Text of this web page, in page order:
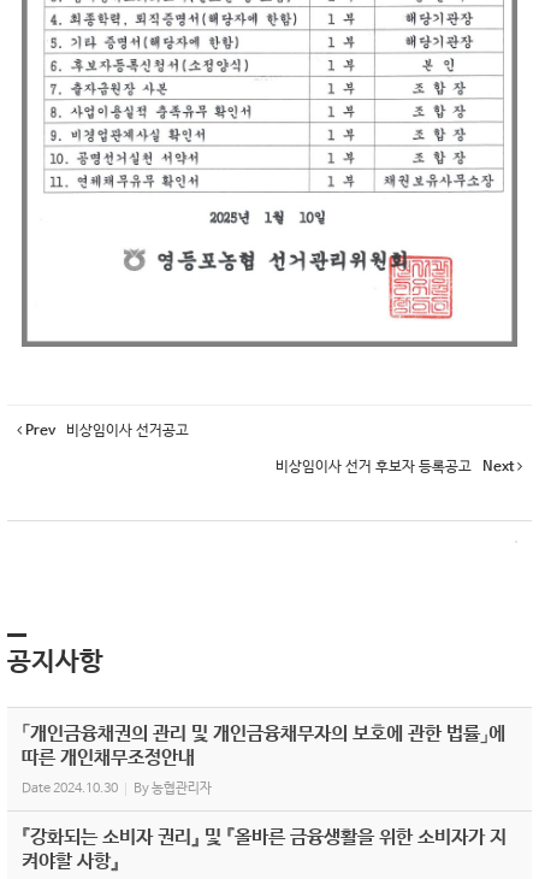
Prev 비상임이사 선거공고
비상임이사 선거 후보자 등록공고 Next
공지사항
「개인금융채권의 관리 및 개인금융채무자의 보호에 관한 법률」에
따른 개인채무조정안내
Date2024.10.30 By농협관리자
『강화되는 소비자 권리』 및 『올바른 금융생활을 위한 소비자가 지
켜야할 사항』